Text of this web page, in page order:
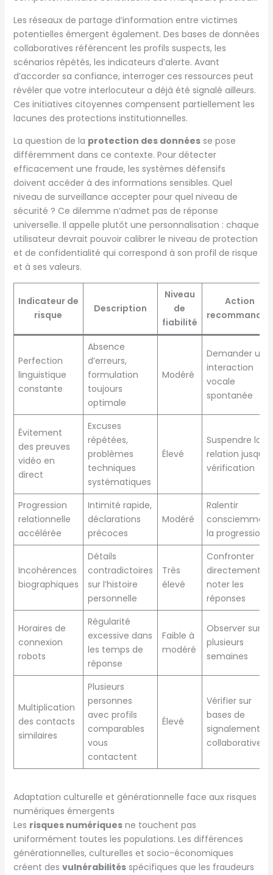
Les réseaux de partage d’information entre victimes
potentielles émergent également. Des bases de données
collaboratives référencent les profils suspects, les
scénarios répétés, les indicateurs d’alerte. Avant
d’accorder sa confiance, interroger ces ressources peut
révéler que votre interlocuteur a déjà été signalé ailleurs.
Ces initiatives citoyennes compensent partiellement les
lacunes des protections institutionnelles.
La question de la protection des donnéesse pose
différemment dans ce contexte. Pour détecter
efficacement une fraude, les systèmes défensifs
doivent accéder à des informations sensibles. Quel
niveau de surveillance accepter pour quel niveau de
sécurité ? Ce dilemme n’admet pas de réponse
universelle. Il appelle plutôt une personnalisation : chaque
utilisateur devrait pouvoir calibrer le niveau de protection
et de confidentialité qui correspond à son profil de risque
et à ses valeurs.
Indicateur de
risque
Description
Niveau
de
fiabilité
Action
recommandée
Perfection
linguistique
constante
Absence
d’erreurs,
formulation
toujours
optimale
Modéré
Demander une
interaction
vocale
spontanée
Évitement
des preuves
vidéo en
direct
Excuses
répétées,
problèmes
techniques
systématiques
Élevé
Suspendre la
relation jusqu’à
vérification
Progression
relationnelle
accélérée
Intimité rapide,
déclarations
précoces
Modéré
Ralentir
consciemment
la progression
Incohérences
biographiques
Détails
contradictoires
sur l’histoire
personnelle
Très
élevé
Confronter
directement,
noter les
réponses
Horaires de
connexion
robots
Régularité
excessive dans
les temps de
réponse
Faible à
modéré
Observer sur
plusieurs
semaines
Multiplication
des contacts
similaires
Plusieurs
personnes
avec profils
comparables
vous
contactent
Élevé
Vérifier sur
bases de
signalement
collaborative
Adaptation culturelle et générationnelle face aux risques
numériques émergents
Les risques numériquesne touchent pas
uniformément toutes les populations. Les différences
générationnelles, culturelles et socio-économiques
créent des vulnérabilitésspécifiques que les fraudeurs